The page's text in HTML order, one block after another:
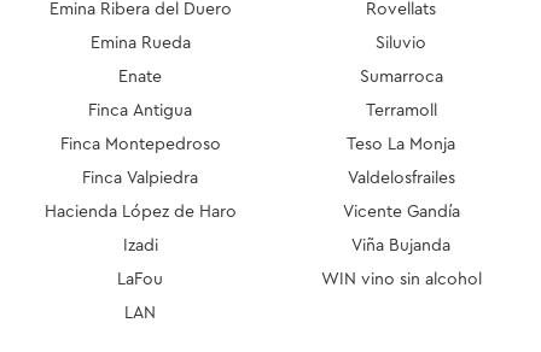
Emina Ribera del Duero
Emina Rueda
Enate
Finca Antigua
Finca Montepedroso
Finca Valpiedra
Hacienda López de Haro
Izadi
LaFou
LAN
Rovellats
Siluvio
Sumarroca
Terramoll
Teso La Monja
Valdelosfrailes
Vicente Gandía
Viña Bujanda
WIN vino sin alcohol